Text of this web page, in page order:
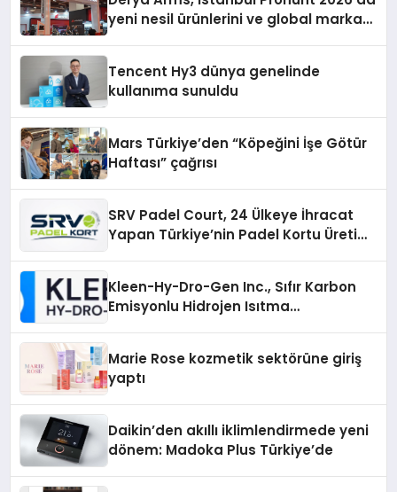
yeni nesil ürünlerini ve global marka
Tencent Hy3 dünya genelinde
kullanıma sunuldu
Mars Türkiye’den “Köpeğini İşe Götür
Haftası” çağrısı
SRV Padel Court, 24 Ülkeye İhracat
Yapan Türkiye’nin Padel Kortu Üretim
Kleen-Hy-Dro-Gen Inc., Sıfır Karbon
Emisyonlu Hidrojen Isıtma
Marie Rose kozmetik sektörüne giriş
yaptı
Daikin’den akıllı iklimlendirmede yeni
dönem: Madoka Plus Türkiye’de